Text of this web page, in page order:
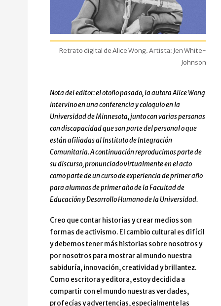
Retrato digital de Alice Wong. Artista: Jen White-
Johnson
Nota del editor: el otoño pasado, la autora Alice Wong
intervino en una conferencia y coloquio en la
Universidad de Minnesota, junto con varias personas
con discapacidad que son parte del personal o que
están afiliadas al Instituto de Integración
Comunitaria. A continuación reproducimos parte de
su discurso, pronunciado virtualmente en el acto
como parte de un curso de experiencia de primer año
para alumnos de primer año de la Facultad de
Educación y Desarrollo Humano de la Universidad.
Creo que contar historias y crear medios son
formas de activismo. El cambio cultural es difícil
y debemos tener más historias sobre nosotros y
por nosotros para mostrar al mundo nuestra
sabiduría, innovación, creatividad y brillantez.
Como escritora y editora, estoy decidida a
compartir con el mundo nuestras verdades,
profecías y advertencias, especialmente las